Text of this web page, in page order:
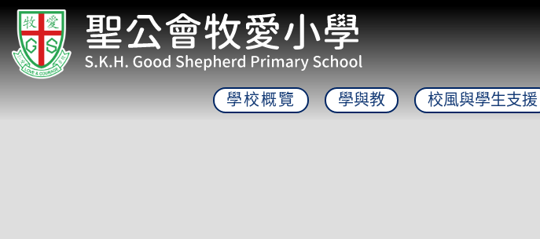
學校概覽 學與教 校風與學生支援